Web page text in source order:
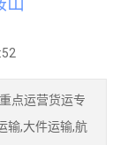
点运营货运专
输,大件运输,航